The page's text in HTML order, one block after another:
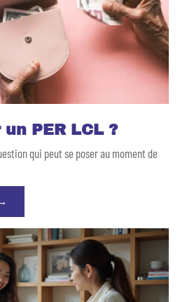
PER LCL ?
qui peut se poser au moment de